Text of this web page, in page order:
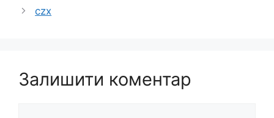
czx
Залишити коментар